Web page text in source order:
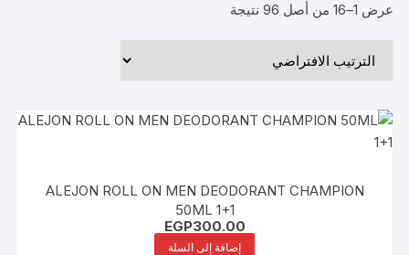
عرض 1–16 من أصل 96 نتيجة
ALEJON ROLL ON MEN DEODORANT CHAMPION
50ML 1+1
EGP300.00
إضافة إلى السلة